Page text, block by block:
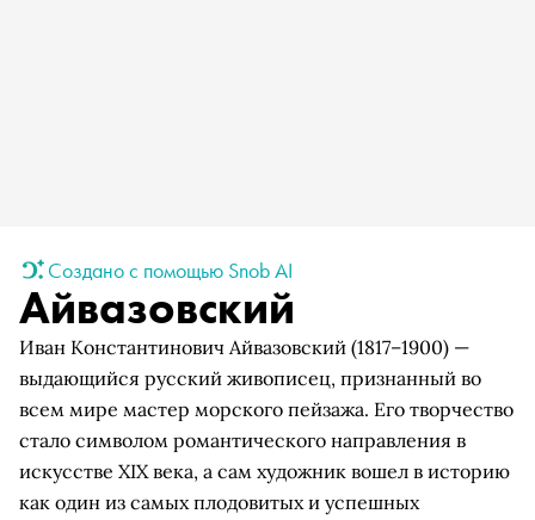
Создано с помощью Snob AI
Айвазовский
Иван Константинович Айвазовский (1817–1900) —
выдающийся русский живописец, признанный во
всем мире мастер морского пейзажа. Его творчество
стало символом романтического направления в
искусстве XIX века, а сам художник вошел в историю
как один из самых плодовитых и успешных